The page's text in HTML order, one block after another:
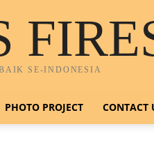
SE-INDONESIA
PHOTO PROJECT CONTACT